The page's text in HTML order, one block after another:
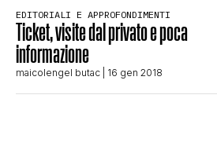
STORIA E CITAZIONI
EDITORIALI E APPROFONDIMENTI
Ticket, visite dal privato e poca
informazione
maicolengel butac | 16 gen 2018